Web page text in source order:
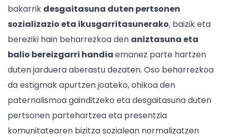
bakarrik desgaitasuna duten pertsonen
sozializazio eta ikusgarritasunerako, baizik eta
bereziki hain beharrezkoa den aniztasuna eta
balio bereizgarri handiaemanez parte hartzen
duten jarduera aberastu dezaten. Oso beharrezkoa
da estigmak apurtzen joateko, ohikoa den
paternalismoa gainditzeko eta desgaitasuna duten
pertsonen partehartzea eta presentzia
komunitatearen bizitza sozialean normalizatzen